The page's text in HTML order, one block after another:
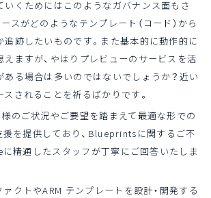
いくためにはこのようなガバナンス面もさ
スがどのようなテンプレート（コード）から
追跡したいものです。また基本的に動作的に
えますが、やはりプレビューのサービスを活
ある場合は多いのではないでしょうか？近い
されることを祈るばかりです。
のご状況やご要望を踏まえて最適な形での
を提供しており、Blueprintsに関するご不
精通したスタッフが丁寧にご回答いたしま
クトやARM テンプレートを設計・開発する